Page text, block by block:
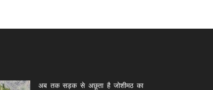
अब तक सड़क से अछूता है जोशीमठ का